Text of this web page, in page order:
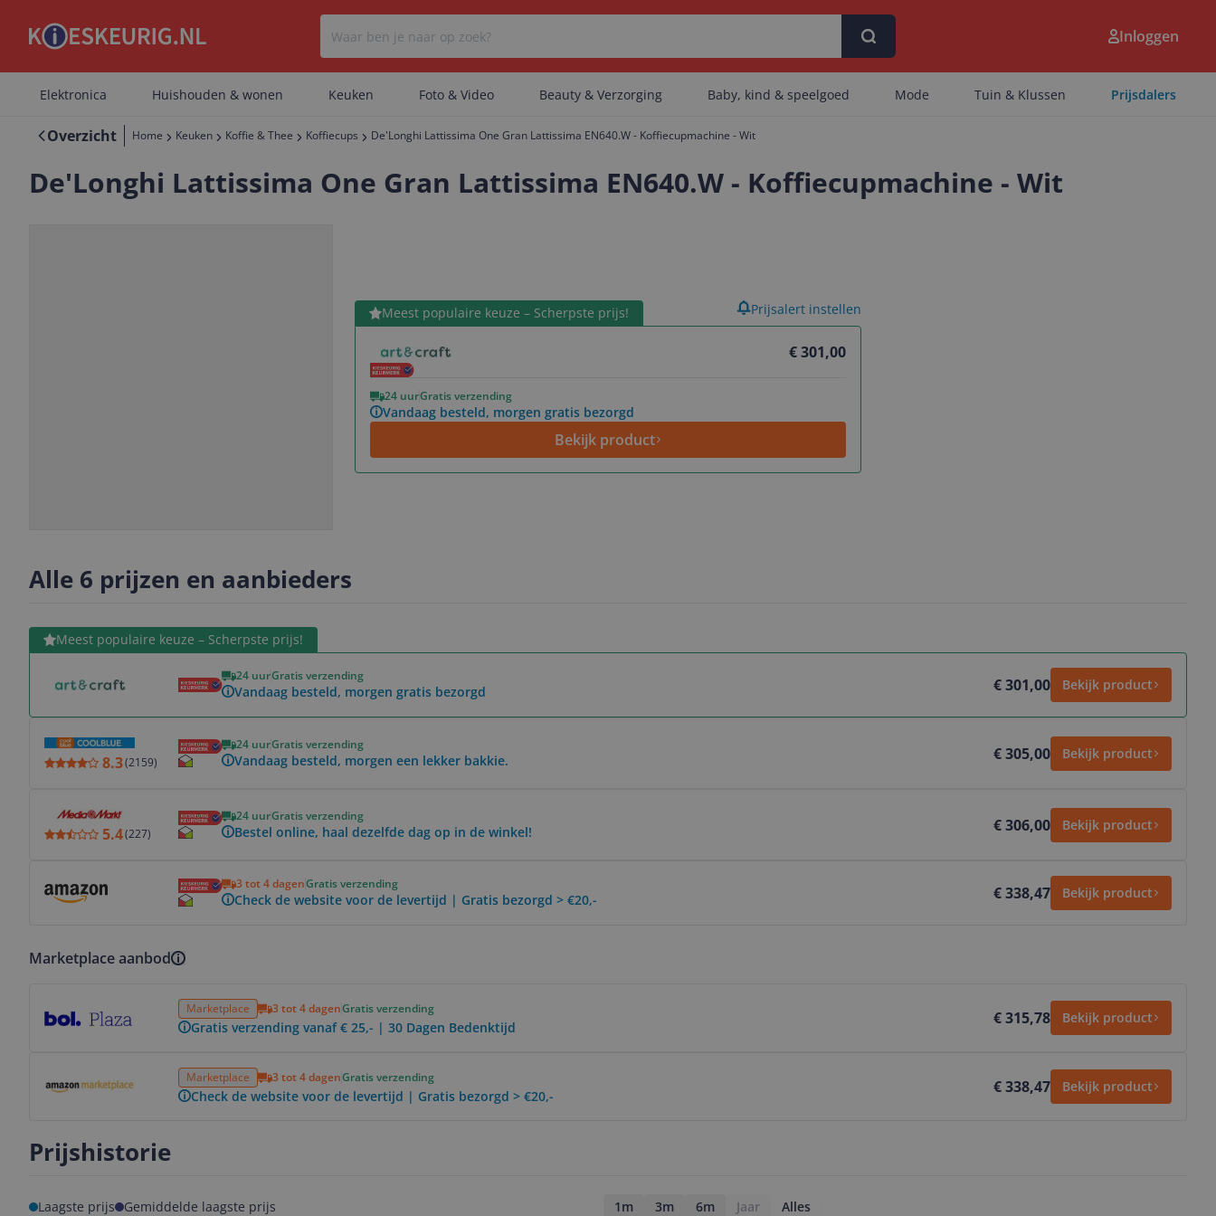
Er zijn geen categorieën gevonden.
Er zijn geen artikelen gevonden.
Inloggen
Elektronica Huishouden & wonen Keuken Foto & Video Beauty & Verzorging Baby, kind & speelgoed Mode Tuin & Klussen Prijsdalers
Overzicht Home Keuken Koffie & Thee Koffiecups De'Longhi Lattissima One Gran Lattissima EN640.W - Koffiecupmachine - Wit
De'Longhi Lattissima One Gran Lattissima EN640.W - Koffiecupmachine - Wit
Meest populaire keuze – Scherpste prijs!
€ 301,00
24 uurGratis verzending
Vandaag besteld, morgen gratis bezorgd
Bekijk product
Bekijk product Prijsalert instellen
Alle 6 prijzen en aanbieders
Meest populaire keuze – Scherpste prijs!
24 uurGratis verzending
Vandaag besteld, morgen gratis bezorgd € 301,00 Bekijk product
Bekijk product
8.3(2159)
24 uurGratis verzending
Vandaag besteld, morgen een lekker bakkie. € 305,00 Bekijk product
5.4(227)
24 uurGratis verzending
Bestel online, haal dezelfde dag op in de winkel! € 306,00 Bekijk product
3 tot 4 dagenGratis verzending
Check de website voor de levertijd | Gratis bezorgd > €20,- € 338,47 Bekijk product
Marketplace aanbod
Marketplace 3 tot 4 dagenGratis verzending
Gratis verzending vanaf € 25,- | 30 Dagen Bedenktijd € 315,78 Bekijk product
Marketplace 3 tot 4 dagenGratis verzending
Check de website voor de levertijd | Gratis bezorgd > €20,- € 338,47 Bekijk product
Prijshistorie
Laagste prijs Gemiddelde laagste prijs 1m 3m 6m Jaar Alles